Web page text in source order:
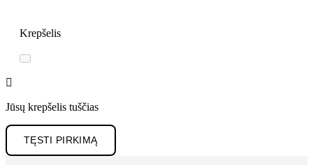
Krepšelis

Jūsų krepšelis tuščias
TĘSTI PIRKIMĄ